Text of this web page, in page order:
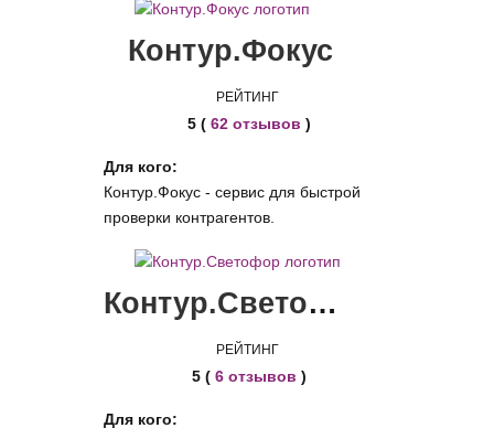
Контур.Фокус
РЕЙТИНГ
5 ( 62 отзывов )
Для кого:
Контур.Фокус - сервис для быстрой
проверки контрагентов.
Контур.Светофор
РЕЙТИНГ
5 ( 6 отзывов )
Для кого: